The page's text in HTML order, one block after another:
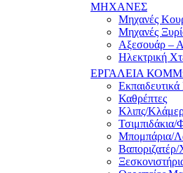
ΜΗΧΑΝΕΣ
Μηχανές
Μηχανές
Αξεσουάρ –
Ηλεκτρική
ΕΡΓΑΛΕΙΑ
Καθρέπτες
Κλιπς/
Τσιμπιδάκια/
Μπομπάρια/